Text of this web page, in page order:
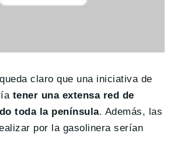
claro que una iniciativa de
tener una extensa red de
toda la península. Además, las
por la gasolinera serían